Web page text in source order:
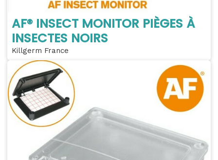
AF® INSECT MONITOR PIÈGES À
INSECTES NOIRS
Killgerm France